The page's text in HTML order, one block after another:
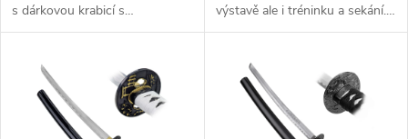
s dárkovou krabicí s
příslušenstvím na údržbu i
seku i sběratelství.
výstavě ale i tréninku a sekání.
Vyrobeno z uhlíkové oceli 1045,
přepravní háv.